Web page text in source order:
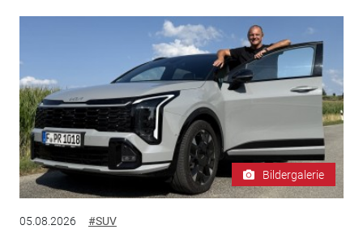
Bildergalerie
05.08.2026 #SUV